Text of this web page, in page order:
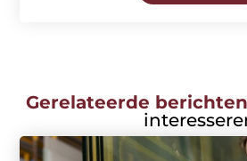
Gerelateerde berichten